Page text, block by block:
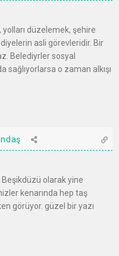
yolları düzelemek, şehire
asli görevleridir. Bir
Belediyrler sosyal
o zaman alkışı
Beşikdüzü olarak yine
kenarında hep taş
görüyor. güzel bir yazı